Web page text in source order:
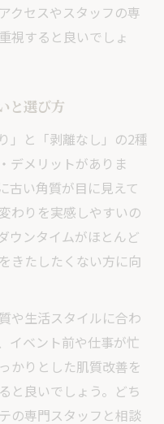
クセスやスタッフの専
視すると良いでしょ
と選び方
」と「剥離なし」の2種
デメリットがありま
古い角質が目に見えて
わりを実感しやすいの
ウンタイムがほとんど
きたしたくない方に向
や生活スタイルに合わ
イベント前や仕事が忙
かりとした肌質改善を
と良いでしょう。どち
の専門スタッフと相談